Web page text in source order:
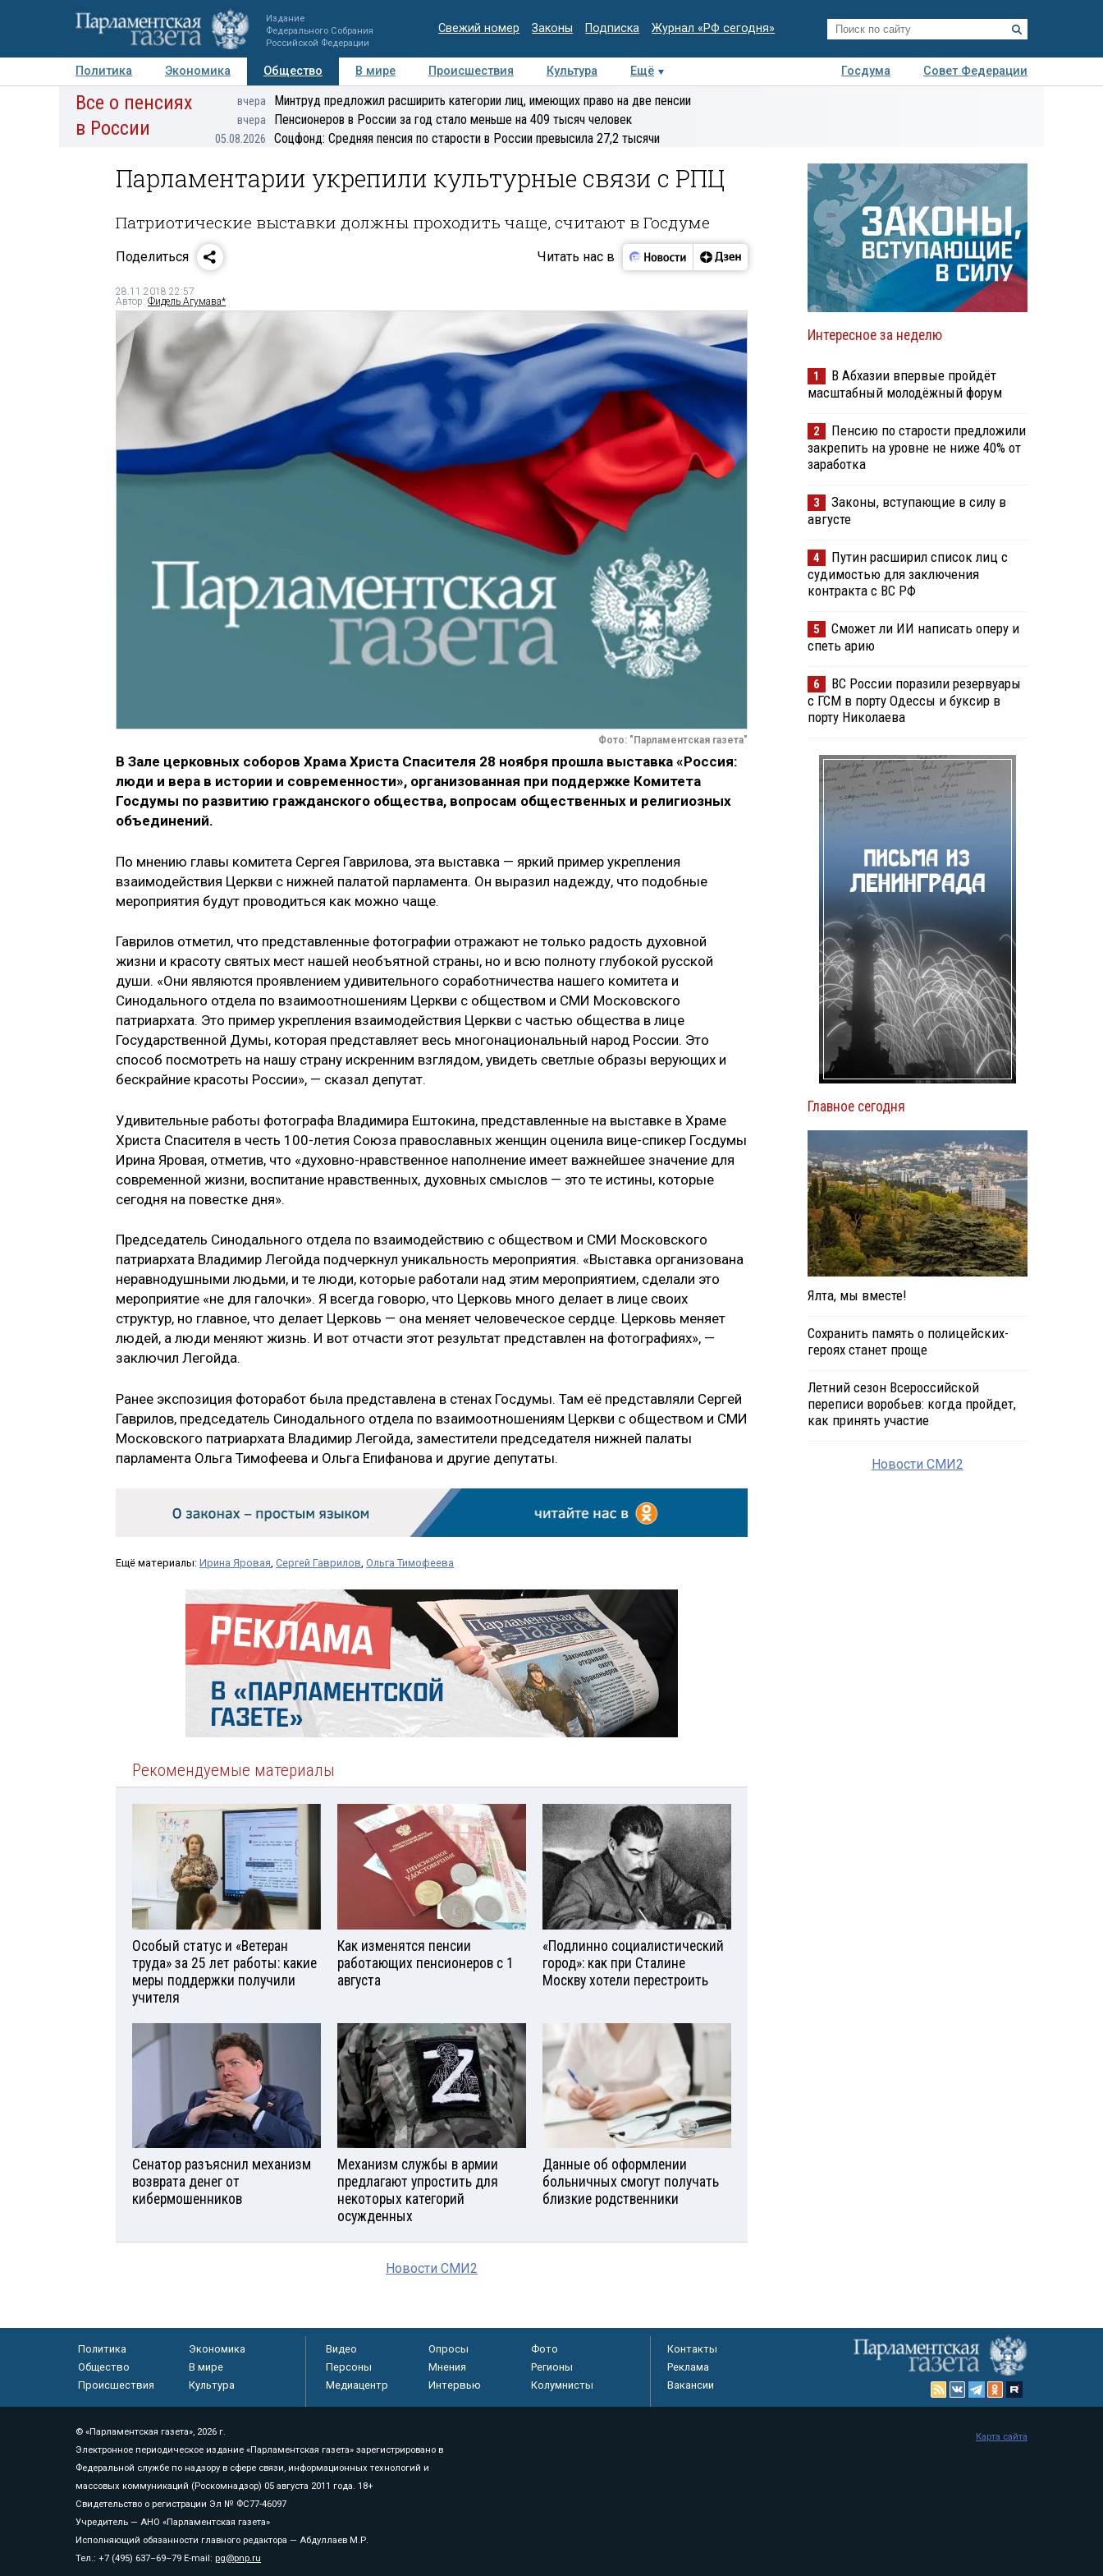
Издание
Федерального Собрания
Российской Федерации
Свежий номер Законы Подписка Журнал «РФ сегодня»
Политика Экономика Общество В мире Происшествия Культура Ещё Госдума
Совет Федерации
Авторы Персоны Мнения Регионы Медиацентр Интервью Колумнисты
Деловая
Все о пенсиях
в России
вчера Минтруд предложил расширить категории лиц, имеющих право на две пенсии
вчера Пенсионеров в России за год стало меньше на 409 тысяч человек
05.08.2026 Соцфонд: Средняя пенсия по старости в России превысила 27,2 тысячи
Парламентарии укрепили культурные связи с РПЦ
Патриотические выставки должны проходить чаще, считают в Госдуме
Поделиться Читать нас в
28.11.2018 22:57
Автор: Фидель Агумава*
Фото: "Парламентская газета"
В Зале церковных соборов Храма Христа Спасителя 28 ноября прошла выставка «Россия:
люди и вера в истории и современности», организованная при поддержке Комитета
Госдумы по развитию гражданского общества, вопросам общественных и религиозных
объединений.
По мнению главы комитета Сергея Гаврилова, эта выставка — яркий пример укрепления
взаимодействия Церкви с нижней палатой парламента. Он выразил надежду, что подобные
мероприятия будут проводиться как можно чаще.
Гаврилов отметил, что представленные фотографии отражают не только радость духовной
жизни и красоту святых мест нашей необъятной страны, но и всю полноту глубокой русской
души. «Они являются проявлением удивительного соработничества нашего комитета и
Синодального отдела по взаимоотношениям Церкви с обществом и СМИ Московского
патриархата. Это пример укрепления взаимодействия Церкви с частью общества в лице
Государственной Думы, которая представляет весь многонациональный народ России. Это
способ посмотреть на нашу страну искренним взглядом, увидеть светлые образы верующих и
бескрайние красоты России», — сказал депутат.
Удивительные работы фотографа Владимира Ештокина, представленные на выставке в Храме
Христа Спасителя в честь 100-летия Союза православных женщин оценила вице-спикер Госдумы
Ирина Яровая, отметив, что «духовно-нравственное наполнение имеет важнейшее значение для
современной жизни, воспитание нравственных, духовных смыслов — это те истины, которые
сегодня на повестке дня».
Председатель Синодального отдела по взаимодействию с обществом и СМИ Московского
патриархата Владимир Легойда подчеркнул уникальность мероприятия. «Выставка организована
неравнодушными людьми, и те люди, которые работали над этим мероприятием, сделали это
мероприятие «не для галочки». Я всегда говорю, что Церковь много делает в лице своих
структур, но главное, что делает Церковь — она меняет человеческое сердце. Церковь меняет
людей, а люди меняют жизнь. И вот отчасти этот результат представлен на фотографиях», —
заключил Легойда.
Ранее экспозиция фоторабот была представлена в стенах Госдумы. Там её представляли Сергей
Гаврилов, председатель Синодального отдела по взаимоотношениям Церкви с обществом и СМИ
Московского патриархата Владимир Легойда, заместители председателя нижней палаты
парламента Ольга Тимофеева и Ольга Епифанова и другие депутаты.
Ещё материалы: Ирина Яровая Сергей Гаврилов Ольга Тимофеева
Рекомендуемые материалы
Особый статус и «Ветеран
труда» за 25 лет работы: какие
меры поддержки получили
учителя
Как изменятся пенсии
работающих пенсионеров с 1
августа
«Подлинно социалистический
город»: как при Сталине
Москву хотели перестроить
Сенатор разъяснил механизм
возврата денег от
кибермошенников
Механизм службы в армии
предлагают упростить для
некоторых категорий
осужденных
Данные об оформлении
больничных смогут получать
близкие родственники
Новости СМИ2
Интересное за неделю
1
В Абхазии впервые пройдёт
масштабный молодёжный форум
2
Пенсию по старости предложили
закрепить на уровне не ниже 40% от
заработка
3
Законы, вступающие в силу в
августе
4
Путин расширил список лиц с
судимостью для заключения
контракта с ВС РФ
5
Сможет ли ИИ написать оперу и
спеть арию
6
ВС России поразили резервуары
с ГСМ в порту Одессы и буксир в
порту Николаева
Главное сегодня
Ялта, мы вместе!
Сохранить память о полицейских-
героях станет проще
Летний сезон Всероссийской
переписи воробьев: когда пройдет,
как принять участие
Новости СМИ2
Политика
Экономика
Общество
В мире
Происшествия
Культура
Видео Опросы
Фото
Персоны
Мнения
Регионы
Медиацентр
Интервью Колумнисты
Контакты
Реклама
Вакансии
© «Парламентская газета», 2026 г.
Электронное периодическое издание «Парламентская газета» зарегистрировано в
Федеральной службе по надзору в сфере связи, информационных технологий и
массовых коммуникаций (Роскомнадзор) 05 августа 2011 года. 18+
Свидетельство о регистрации Эл № ФС77-46097
Учредитель — АНО «Парламентская газета»
Исполняющий обязанности главного редактора — Абдуллаев М.Р.
Тел.: +7 (495) 637–69–79 E-mail: pg@pnp.ru
Карта сайта